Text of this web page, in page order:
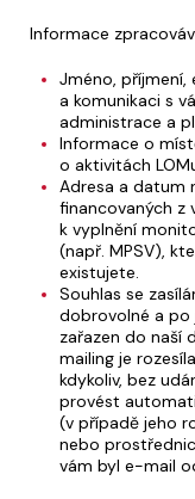
Informace
Jméno,
a komunikaci s
administrace a
Informace o
o aktivitách
Adresa a datum
financovaných z
k vyplnění
(např. MPSV),
existujete.
Souhlas se
dobrovolné a po
zařazen do naší
mailing je
kdykoliv, bez
provést
(v případě jeho
nebo
vám byl e-mail